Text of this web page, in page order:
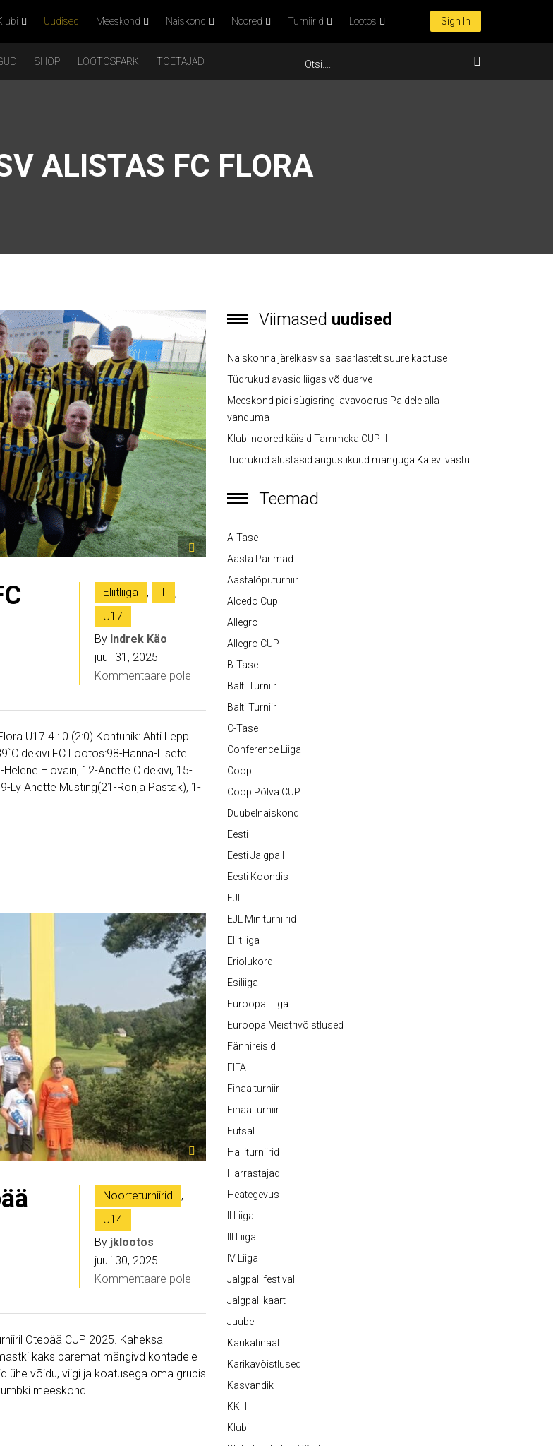
Uudised Meeskond Naiskond Noored Turniirid Lootos Sign In
SHOP LOOTOSPARK TOETAJAD
ALISTAS FC FLORA
Eliitliiga , T
,
U17
By Indrek Käo
juuli 31, 2025
Kommentaare pole
U17 4 : 0 (2:0) Kohtunik: Ahti Lepp
FC Lootos:98-Hanna-Lisete
Hioväin, 12-Anette Oidekivi, 15-
Ly Anette Musting(21-Ronja Pastak), 1-
Noorteturniirid
,
U14
By jklootos
juuli 30, 2025
Kommentaare pole
Otepää CUP 2025. Kaheksa
kaks paremat mängivd kohtadele
ühe võidu, viigi ja koatusega oma grupis
meeskond
Viimased uudised
Naiskonna järelkasv sai saarlastelt suure kaotuse
Tüdrukud avasid liigas võiduarve
Meeskond pidi sügisringi avavoorus Paidele alla
vanduma
Klubi noored käisid Tammeka CUP-il
Tüdrukud alustasid augustikuud mänguga Kalevi vastu
Teemad
A-Tase
Aasta Parimad
Aastalõputurniir
Alcedo Cup
Allegro
Allegro CUP
B-Tase
Balti Turniir
Balti Turniir
C-Tase
Conference Liiga
Coop
Coop Põlva CUP
Duubelnaiskond
Eesti
Eesti Jalgpall
Eesti Koondis
EJL
EJL Miniturniirid
Eliitliiga
Eriolukord
Esiliiga
Euroopa Liiga
Euroopa Meistrivõistlused
Fännireisid
FIFA
Finaalturniir
Finaalturniir
Futsal
Halliturniirid
Harrastajad
Heategevus
II Liiga
III Liiga
IV Liiga
Jalgpallifestival
Jalgpallikaart
Juubel
Karikafinaal
Karikavõistlused
Kasvandik
KKH
Klubi